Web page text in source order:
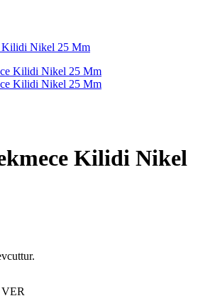
Kilidi Nikel 25 Mm
Kilidi Nikel